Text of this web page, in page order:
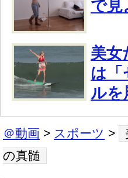
で見
美女
は「
ルを
＠動画 > スポーツ >
の真髄